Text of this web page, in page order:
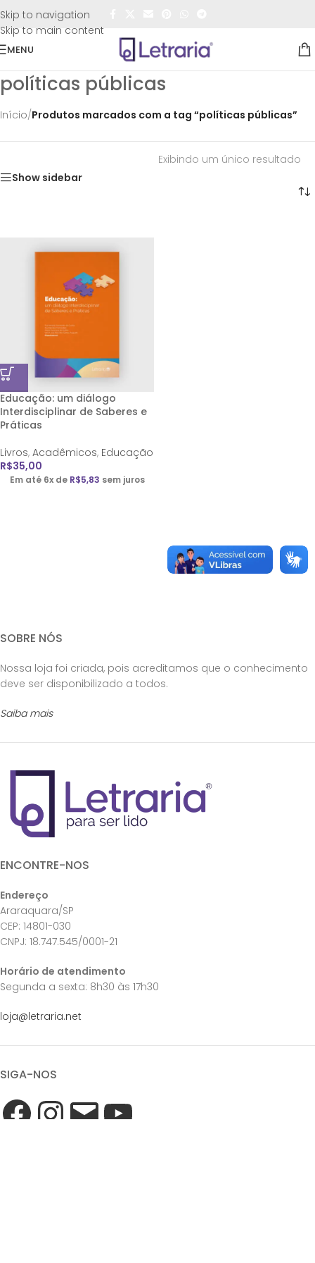
Skip to navigation
Skip to main content
FRETE GRÁTIS
MENU
políticas públicas
Início/Produtos marcados com a tag “políticas públicas”
Show sidebar
Exibindo um único resultado
Educação: um diálogo
Interdisciplinar de Saberes e
Práticas
Livros, Acadêmicos, Educação
R$35,00
Em até 6x de R$5,83 sem juros
SOBRE NÓS
Nossa loja foi criada, pois acreditamos que o conhecimento
deve ser disponibilizado a todos.
Saiba mais
ENCONTRE-NOS
Endereço
Araraquara/SP
CEP: 14801-030
CNPJ: 18.747.545/0001-21
Horário de atendimento
Segunda a sexta: 8h30 às 17h30
loja@letraria.net
SIGA-NOS